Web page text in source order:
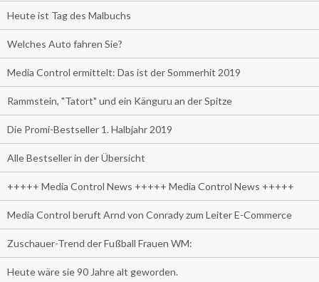
Heute ist Tag des Malbuchs
Welches Auto fahren Sie?
Media Control ermittelt: Das ist der Sommerhit 2019
Rammstein, "Tatort" und ein Känguru an der Spitze
Die Promi-Bestseller 1. Halbjahr 2019
Alle Bestseller in der Übersicht
+++++ Media Control News +++++ Media Control News +++++
Media Control beruft Arnd von Conrady zum Leiter E-Commerce
Zuschauer-Trend der Fußball Frauen WM:
Heute wäre sie 90 Jahre alt geworden.